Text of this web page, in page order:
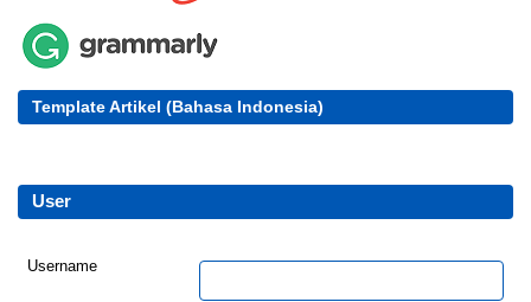
Template Artikel (Bahasa Indonesia)
User
Username